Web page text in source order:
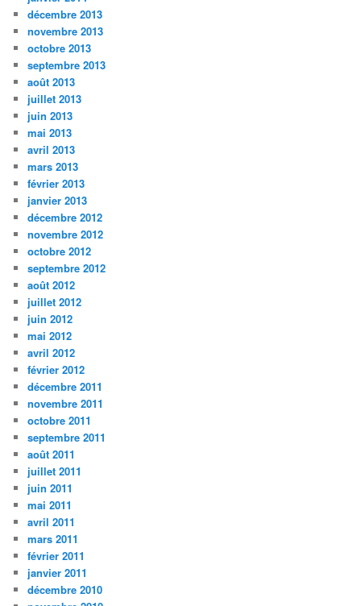
décembre 2013
novembre 2013
octobre 2013
septembre 2013
août 2013
juillet 2013
juin 2013
mai 2013
avril 2013
mars 2013
février 2013
janvier 2013
décembre 2012
novembre 2012
octobre 2012
septembre 2012
août 2012
juillet 2012
juin 2012
mai 2012
avril 2012
février 2012
décembre 2011
novembre 2011
octobre 2011
septembre 2011
août 2011
juillet 2011
juin 2011
mai 2011
avril 2011
mars 2011
février 2011
janvier 2011
décembre 2010